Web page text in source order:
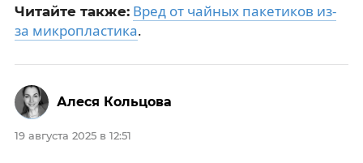
Читайте также: Вред от чайных пакетиков из-
за микропластика.
19 августа 2025 в 12:51
Алеся Кольцова